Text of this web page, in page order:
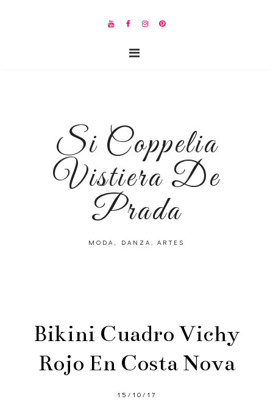
Si Coppelia
Vistiera De
Prada
MODA, DANZA, ARTES
Bikini Cuadro Vichy
Rojo En Costa Nova
15/10/17